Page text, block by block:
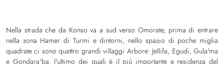
Nella strada che da Konso va a sud verso Omorate, prima di entrare
nella zona Hamer di Turmi e dintorni, nello spazio di poche miglia
quadrate ci sono quattro grandi villaggi Arbore: Jellifa, Egudi, Gula'ma
e Gondara'ba, l'ultimo dei quali è il più importante e residenza del